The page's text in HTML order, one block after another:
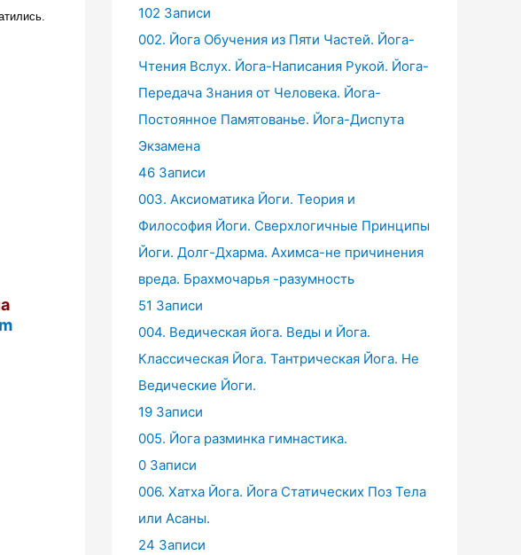
102 Записи
002. Йога Обучения из Пяти Частей. Йога-
Чтения Вслух. Йога-Написания Рукой. Йога-
Передача Знания от Человека. Йога-
Постоянное Памятованье. Йога-Диспута
Экзамена
46 Записи
003. Аксиоматика Йоги. Теория и
Философия Йоги. Сверхлогичные Принципы
Йоги. Долг-Дхарма. Ахимса-не причинения
вреда. Брахмочарья -разумность
51 Записи
004. Ведическая йога. Веды и Йога.
Классическая Йога. Тантрическая Йога. Не
Ведические Йоги.
19 Записи
005. Йога разминка гимнастика.
0 Записи
006. Хатха Йога. Йога Статических Поз Тела
или Асаны.
24 Записи